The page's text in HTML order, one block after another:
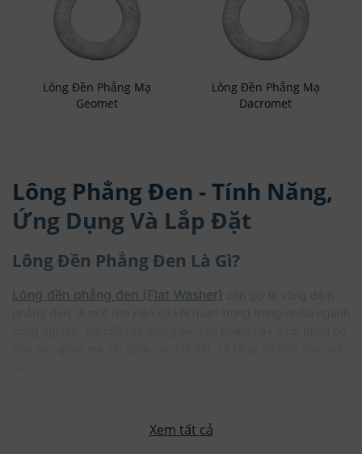
Lông Đền Phẳng Mạ
Geomet
Lông Đền Phẳng Mạ
Dacromet
Lông Phẳng Đen - Tính Năng,
Ứng Dụng Và Lắp Đặt
Lông Đền Phẳng Đen Là Gì?
Lông đền phẳng đen (Flat Washer)
trong môi trường thông thường. Nó thường được làm từ thép,